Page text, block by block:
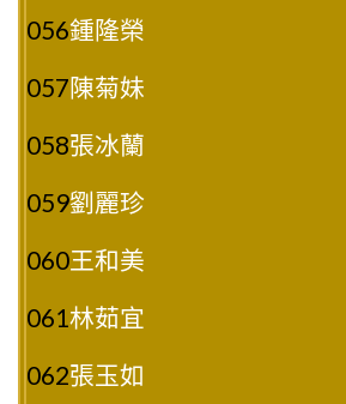
056鍾隆榮
057陳菊妹
058張冰蘭
059劉麗珍
060王和美
061林茹宜
062張玉如